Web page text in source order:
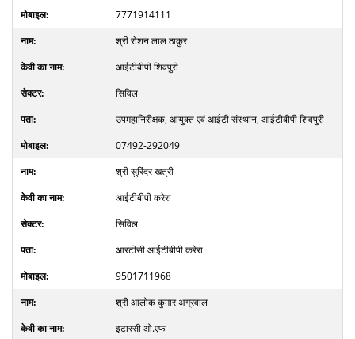
7771914111
श्री रोशन लाल ठाकुर
आईटीबीपी शिवपुरी
सिविल
उपमहानिरीक्षक, आयुक्त एवं आईटी संस्थान, आईटीबीपी शिवपुरी
07492-292049
श्री सुरिंदर खत्री
आईटीबीपी करेरा
सिविल
आरटीसी आईटीबीपी करेरा
9501711968
श्री आलोक कुमार अग्रवाल
इटारसी ओ.एफ